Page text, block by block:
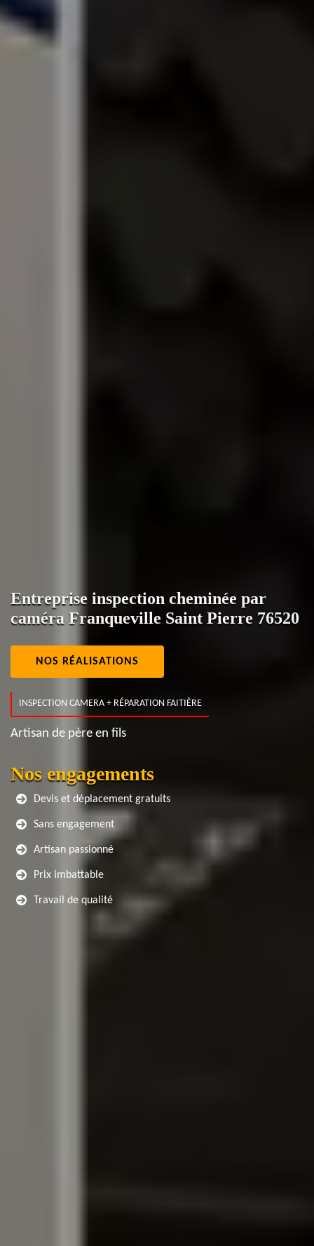
Entreprise inspection cheminée par
caméra Franqueville Saint Pierre 76520
NOS RÉALISATIONS
INSPECTION CAMERA + RÉPARATION FAITIÈRE
Artisan de père en fils
Nos engagements
Devis et déplacement gratuits
Sans engagement
Artisan passionné
Prix imbattable
Travail de qualité